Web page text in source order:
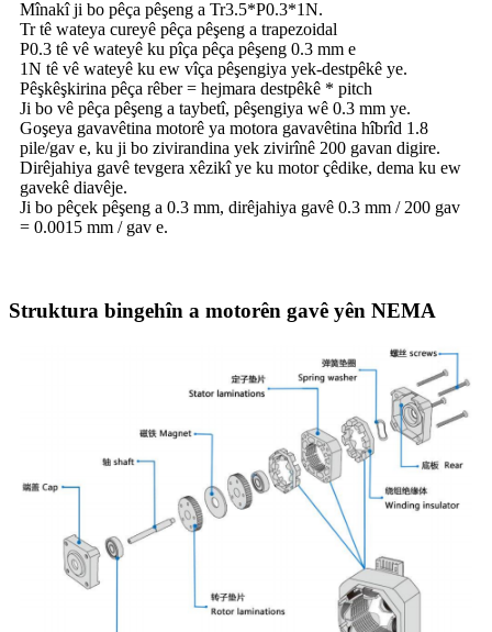
Mînakî ji bo pêça pêşeng a Tr3.5*P0.3*1N.
Tr tê wateya cureyê pêça pêşeng a trapezoidal
P0.3 tê vê wateyê ku pîça pêça pêşeng 0.3 mm e
1N tê vê wateyê ku ew vîça pêşengiya yek-destpêkê ye.
Pêşkêşkirina pêça rêber = hejmara destpêkê * pitch
Ji bo vê pêça pêşeng a taybetî, pêşengiya wê 0.3 mm ye.
Goşeya gavavêtina motorê ya motora gavavêtina hîbrîd 1.8
pile/gav e, ku ji bo zivirandina yek zivirînê 200 gavan digire.
Dirêjahiya gavê tevgera xêzikî ye ku motor çêdike, dema ku ew
gavekê diavêje.
Ji bo pêçek pêşeng a 0.3 mm, dirêjahiya gavê 0.3 mm / 200 gav
= 0.0015 mm / gav e.
Struktura bingehîn a motorên gavê yên NEMA